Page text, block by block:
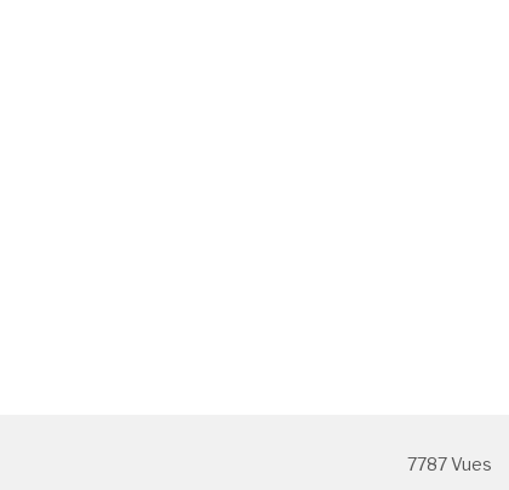
7787 Vues